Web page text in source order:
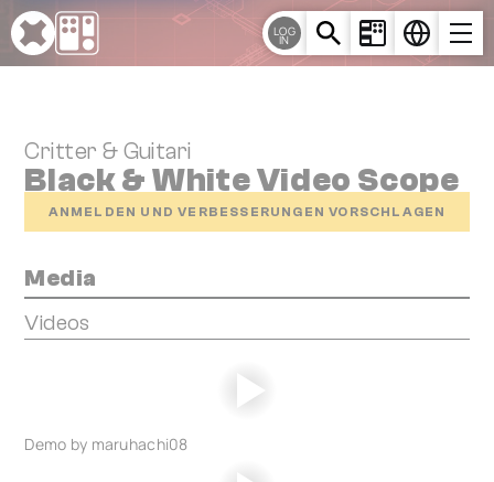
Cookie-Einstellungen
LOG
IN
Critter & Guitari
Black & White Video Scope
ANMELDEN UND VERBESSERUNGEN VORSCHLAGEN
Media
Videos
Demo by maruhachi08